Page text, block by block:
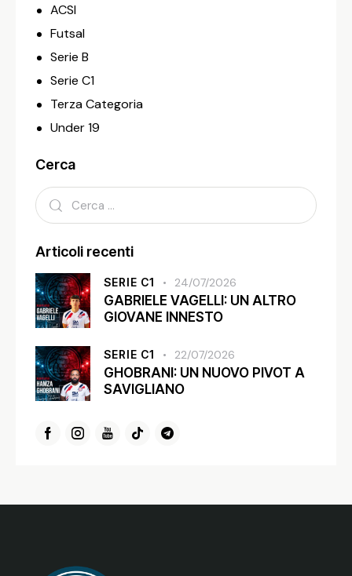
ACSI
Futsal
Serie B
Serie C1
Terza Categoria
Under 19
Cerca
Articoli recenti
SERIE C1 24/07/2026
GABRIELE VAGELLI: UN ALTRO
GIOVANE INNESTO
SERIE C1 22/07/2026
GHOBRANI: UN NUOVO PIVOT A
SAVIGLIANO